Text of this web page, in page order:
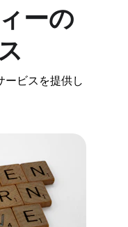
ーの
ービスを提供し